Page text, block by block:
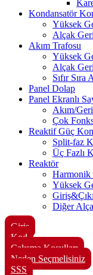
Kondansatör
Yüksek
Alçak
Akım Trafosu
Yüksek
Alçak
Sıfır Sıra
Panel Dolap
Panel Ekranlı
Akım/
Çok
Reaktif Güç
Split-faz
Üç Fazlı
Reaktör
Harmonik
Yüksek
Diğer
Giriş
Kod
Çalışma Koşulları
Neden Seçmelisiniz
SSS